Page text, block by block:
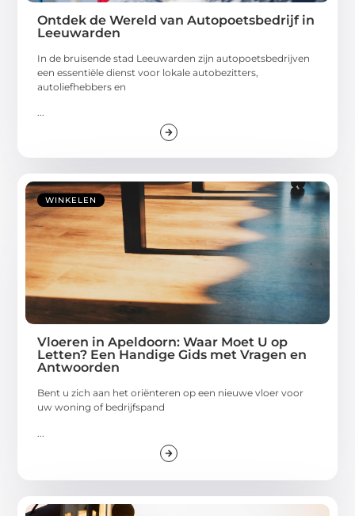
Ontdek de Wereld van Autopoetsbedrijf in
Leeuwarden
In de bruisende stad Leeuwarden zijn autopoetsbedrijven
een essentiële dienst voor lokale autobezitters,
autoliefhebbers en
...
WINKELEN
Vloeren in Apeldoorn: Waar Moet U op
Letten? Een Handige Gids met Vragen en
Antwoorden
Bent u zich aan het oriënteren op een nieuwe vloer voor
uw woning of bedrijfspand